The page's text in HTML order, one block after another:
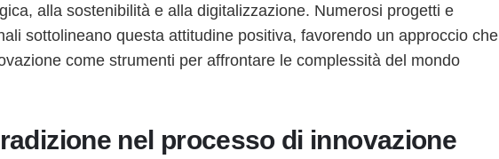
alla sostenibilità e alla digitalizzazione. Numerosi progetti e
sottolineano questa attitudine positiva, favorendo un approccio che
come strumenti per affrontare le complessità del mondo
nel processo di innovazione